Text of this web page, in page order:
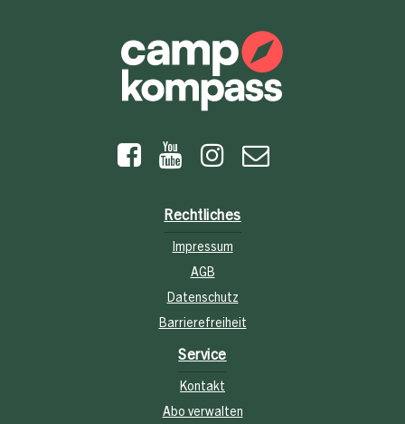
Rechtliches
Impressum
AGB
Datenschutz
Barrierefreiheit
Service
Kontakt
Abo verwalten